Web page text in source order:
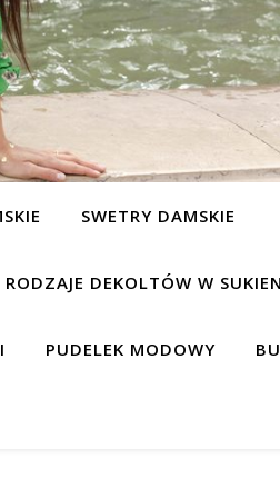
SWETRY DAMSKIE
RODZAJE DEKOLTÓW W
PUDELEK MODOWY